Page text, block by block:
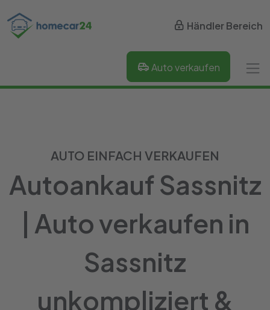
Händler Bereich
Auto verkaufen
AUTO EINFACH VERKAUFEN
Autoankauf Sassnitz
| Auto verkaufen in
Sassnitz
unkompliziert &